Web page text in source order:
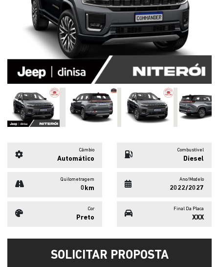
Previous
Câmbio
Automático
Combustível
Diesel
Quilometragem
0km
Ano/Modelo
2022/2027
Cor
Preto
Final Da Placa
XXX
SOLICITAR PROPOSTA